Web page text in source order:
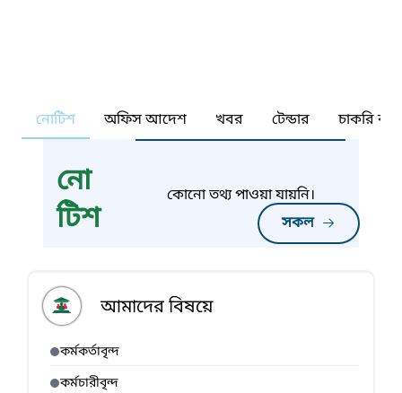
নোটিশ অফিস আদেশ খবর টেন্ডার চাকরি
নো
টিশ
সকল
কোনো তথ্য পাওয়া যায়নি।
আমাদের বিষয়ে
কর্মকর্তাবৃন্দ
কর্মচারীবৃন্দ